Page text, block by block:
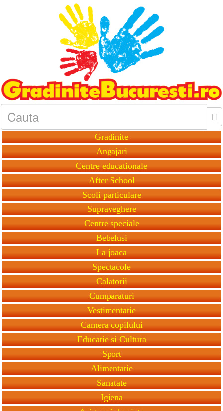
Gradinite
Angajari
Centre educationale
After School
Scoli particulare
Supraveghere
Centre speciale
Bebelusi
La joaca
Spectacole
Calatorii
Cumparaturi
Vestimentatie
Camera copilului
Educatie si Cultura
Sport
Alimentatie
Sanatate
Igiena